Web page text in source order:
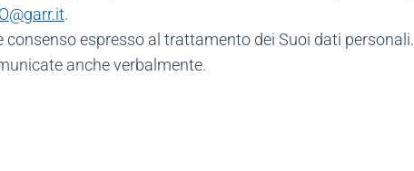
.
espresso al trattamento dei Suoi dati personali.
anche verbalmente.